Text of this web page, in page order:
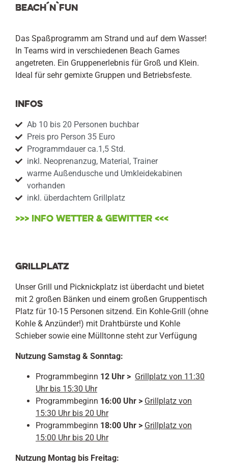
BEACH´N`FUN
Das Spaßprogramm am Strand und auf dem Wasser!
In Teams wird in verschiedenen Beach Games
angetreten. Ein Gruppenerlebnis für Groß und Klein.
Ideal für sehr gemixte Gruppen und Betriebsfeste.
Infos
Ab 10 bis 20 Personen buchbar
Preis pro Person 35 Euro
Programmdauer ca.1,5 Std.
inkl. Neoprenanzug, Material, Trainer
warme Außendusche und Umkleidekabinen
vorhanden
inkl. überdachtem Grillplatz
>>> INFO WETTER & GEWITTER <<<
Grillplatz
Unser Grill und Picknickplatz ist überdacht und bietet
mit 2 großen Bänken und einem großen Gruppentisch
Platz für 10-15 Personen sitzend. Ein Kohle-Grill (ohne
Kohle & Anzünder!) mit Drahtbürste und Kohle
Schieber sowie eine Mülltonne steht zur Verfügung
Nutzung Samstag & Sonntag:
Programmbeginn 12 Uhr > Grillplatz von 11:30
Uhr bis 15:30 Uhr
Programmbeginn 16:00 Uhr > Grillplatz von
15:30 Uhr bis 20 Uhr
Programmbeginn 18:00 Uhr > Grillplatz von
15:00 Uhr bis 20 Uhr
Nutzung Montag bis Freitag: